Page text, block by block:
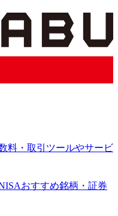
料・取引ツールやサービ
おすすめ銘柄・証券